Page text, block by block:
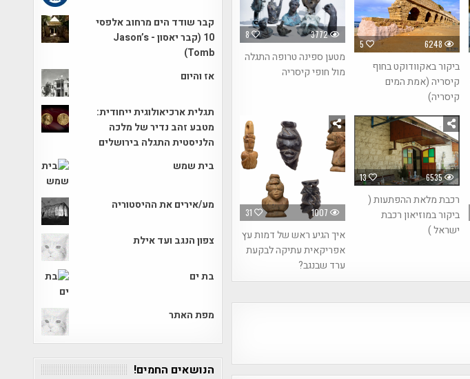
8 3772
מטען ספינה טרופה התגלה
מול חופי קיסריה
5 6248
ביקור באקוודוקט בחוף
קיסריה (אמת המים
קיסריה)
31 1007
איך הגיע ראש של דמות עץ
אפריקאית עתיקה לבקעת
ערד שבנגב?
13 6535
רכבת מלאת ההפתעות (
ביקור במוזיאון רכבת
ישראל )
קבר שודד הים מרחוב אלפסי
10 (קבר יאסון - Jason’s
Tomb)
אז והיום
תגלית ארכיאולוגית ייחודית:
מטבע זהב נדיר של מלכה
הלניסטית התגלה בירושלים
בית שמש
מע/אירים את ההיסטוריה
צפון הנגב ועד אילת
בת ים
מפת האתר
הנושאים החמים!